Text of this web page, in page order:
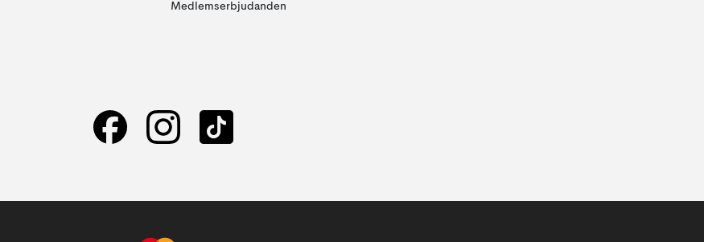
Medlemserbjudanden